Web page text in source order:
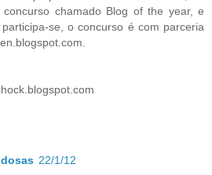
chamado Blog of the year, e
se, o concurso é com parceria
22/1/12